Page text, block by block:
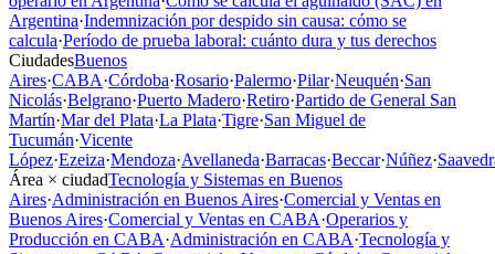
Argentina·Indemnización por despido sin causa: cómo se
calcula·Período de prueba laboral: cuánto dura y tus derechos
CiudadesBuenos
Aires·CABA·Córdoba·Rosario·Palermo·Pilar·Neuquén·San
Nicolás·Belgrano·Puerto Madero·Retiro·Partido de General San
Martín·Mar del Plata·La Plata·Tigre·San Miguel de
Tucumán·Vicente
López·Ezeiza·Mendoza·Avellaneda·Barracas·Beccar·Núñez·
Área × ciudadTecnología y Sistemas en Buenos
Aires·Administración en Buenos Aires·Comercial y Ventas en
Buenos Aires·Comercial y Ventas en CABA·Operarios y
Producción en CABA·Administración en CABA·Tecnología y